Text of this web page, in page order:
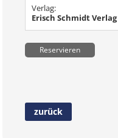
Verlag:
Erisch Schmidt Verlag
Reservieren
zurück